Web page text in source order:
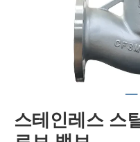
스테인레스 스